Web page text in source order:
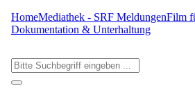
HomeMediathek - SRF MeldungenFilm
Dokumentation & Unterhaltung